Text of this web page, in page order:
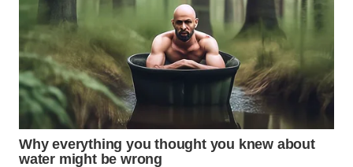
WN
SAMOSIR
WN
PADANG
LAWAS